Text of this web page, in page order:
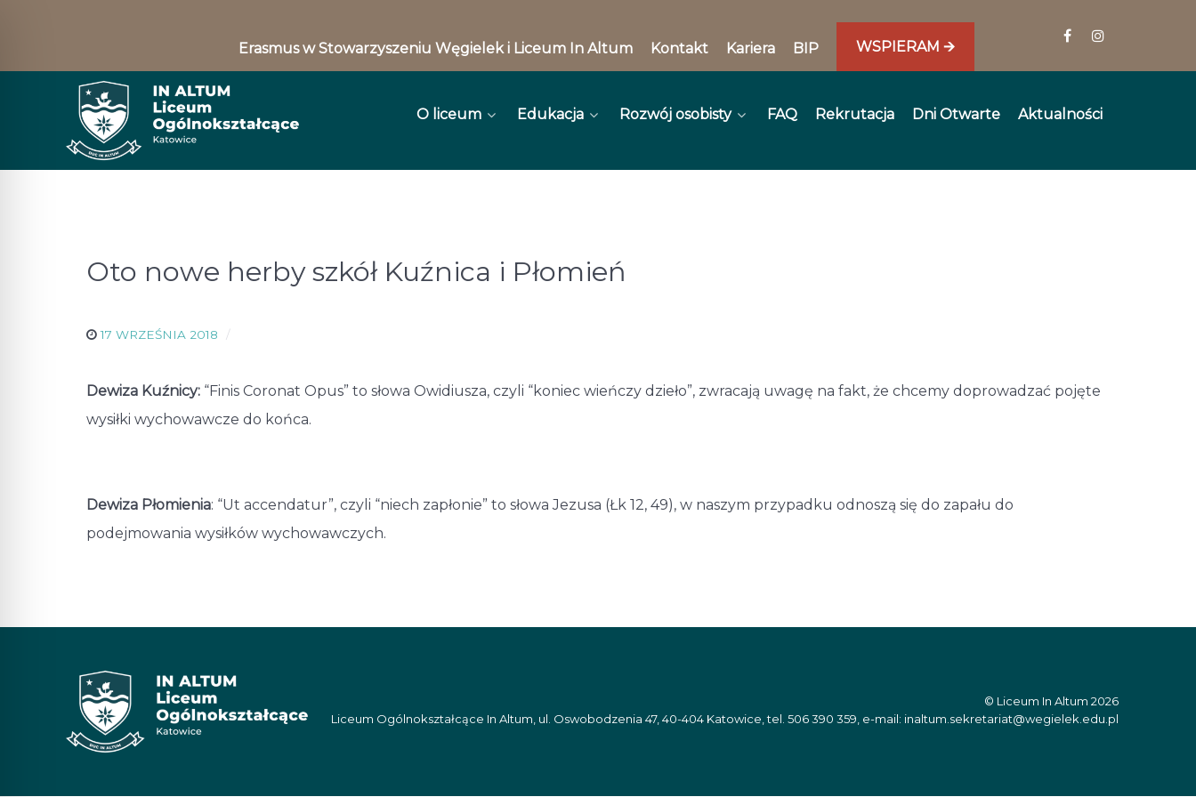
Erasmus w Stowarzyszeniu Węgielek i Liceum In Altum Kontakt Kariera BIP WSPIERAM 🡪
O liceum Edukacja Rozwój osobisty FAQ Rekrutacja Dni Otwarte Aktualności
Oto nowe herby szkół Kuźnica i Płomień
17 WRZEŚNIA 2018
Dewiza Kuźnicy: “Finis Coronat Opus” to słowa Owidiusza, czyli “koniec wieńczy dzieło”, zwracają uwagę na fakt, że chcemy doprowadzać pojęte
wysiłki wychowawcze do końca.
Dewiza Płomienia: “Ut accendatur”, czyli “niech zapłonie” to słowa Jezusa (Łk 12, 49), w naszym przypadku odnoszą się do zapału do
podejmowania wysiłków wychowawczych.
© Liceum In Altum 2026
Liceum Ogólnokształcące In Altum, ul. Oswobodzenia 47, 40-404 Katowice, tel. 506 390 359, e-mail: inaltum.sekretariat@wegielek.edu.pl